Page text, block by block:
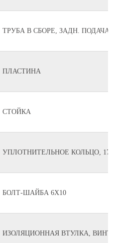
ТРУБА В СБОРЕ, ЗАДН. ПОДАЧА
ПЛАСТИНА
СТОЙКА
УПЛОТНИТЕЛЬНОЕ КОЛЬЦО,
БОЛТ-ШАЙБА 6X10
ИЗОЛЯЦИОННАЯ ВТУЛКА, ВИНТ,